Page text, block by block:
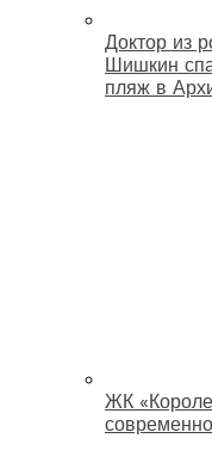
Доктор из
Шишкин
пляж в
ЖК